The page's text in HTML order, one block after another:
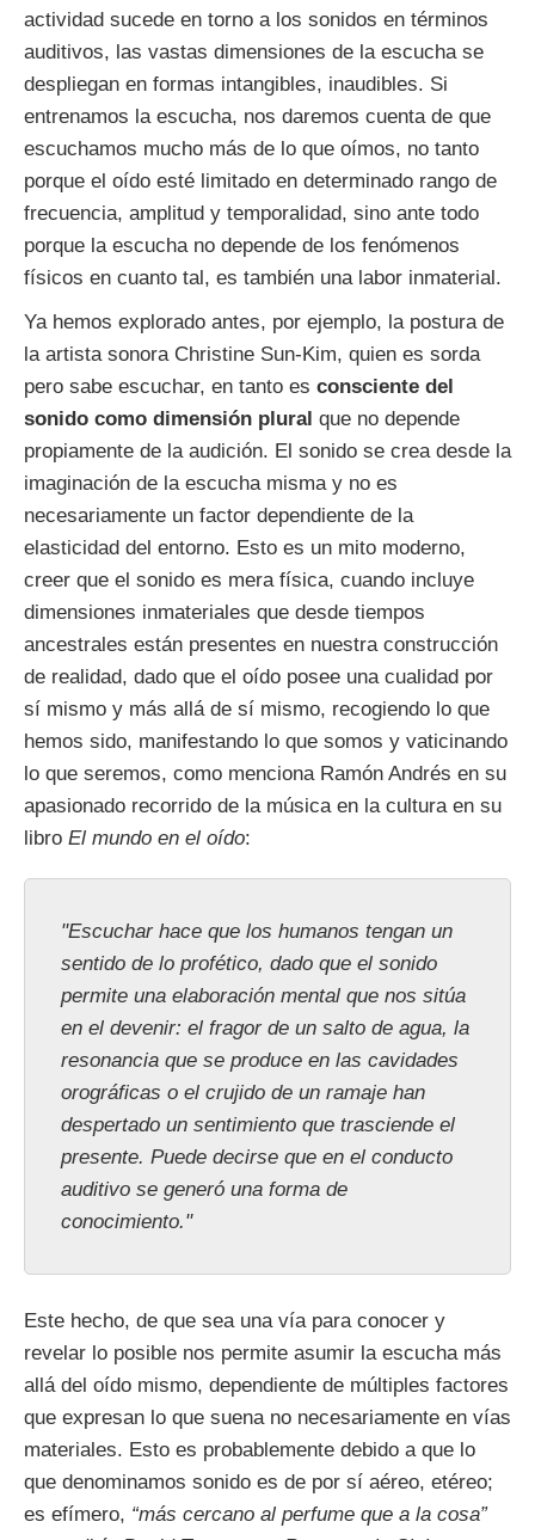
actividad sucede en torno a los sonidos en términos
auditivos, las vastas dimensiones de la escucha se
despliegan en formas intangibles, inaudibles. Si
entrenamos la escucha, nos daremos cuenta de que
escuchamos mucho más de lo que oímos, no tanto
porque el oído esté limitado en determinado rango de
frecuencia, amplitud y temporalidad, sino ante todo
porque la escucha no depende de los fenómenos
físicos en cuanto tal, es también una labor inmaterial.
Ya hemos explorado antes, por ejemplo, la postura de
la artista sonora Christine Sun-Kim, quien es sorda
pero sabe escuchar, en tanto es consciente del
sonido como dimensión plural que no depende
propiamente de la audición. El sonido se crea desde la
imaginación de la escucha misma y no es
necesariamente un factor dependiente de la
elasticidad del entorno. Esto es un mito moderno,
creer que el sonido es mera física, cuando incluye
dimensiones inmateriales que desde tiempos
ancestrales están presentes en nuestra construcción
de realidad, dado que el oído posee una cualidad por
sí mismo y más allá de sí mismo, recogiendo lo que
hemos sido, manifestando lo que somos y vaticinando
lo que seremos, como menciona Ramón Andrés en su
apasionado recorrido de la música en la cultura en su
libro El mundo en el oído:
"Escuchar hace que los humanos tengan un
sentido de lo profético, dado que el sonido
permite una elaboración mental que nos sitúa
en el devenir: el fragor de un salto de agua, la
resonancia que se produce en las cavidades
orográficas o el crujido de un ramaje han
despertado un sentimiento que trasciende el
presente. Puede decirse que en el conducto
auditivo se generó una forma de
conocimiento."
Este hecho, de que sea una vía para conocer y
revelar lo posible nos permite asumir la escucha más
allá del oído mismo, dependiente de múltiples factores
que expresan lo que suena no necesariamente en vías
materiales. Esto es probablemente debido a que lo
que denominamos sonido es de por sí aéreo, etéreo;
es efímero, “más cercano al perfume que a la cosa”